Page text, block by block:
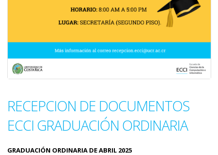
RECEPCION DE DOCUMENTOS
ECCI GRADUACIÓN ORDINARIA
GRADUACIÓN ORDINARIA DE ABRIL 2025